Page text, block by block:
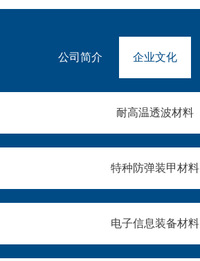
公司简介 企业文化
耐高温透波材料
特种防弹装甲材料
电子信息装备材料